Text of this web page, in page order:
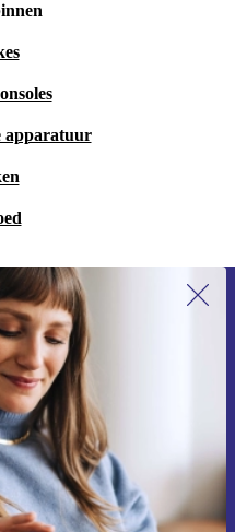
apparatuur
onze nieuwsbrief en
aanbieding.
vind je in ons